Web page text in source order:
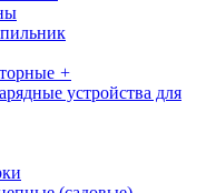
+
устройства для